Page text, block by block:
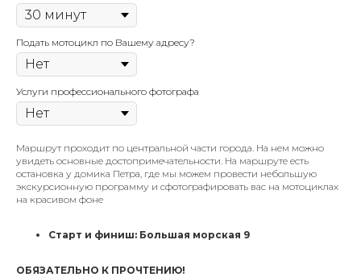
Подать мотоцикл по Вашему адресу?
Услуги профессионального фотографа
Маршрут проходит по центральной части города. На нем можно
увидеть основные достопримечательности. На маршруте есть
остановка у домика Петра, где мы можем провести небольшую
экскурсионную программу и сфотографировать вас на мотоциклах
на красивом фоне
Старт и финиш: Большая морская 9
ОБЯЗАТЕЛЬНО К ПРОЧТЕНИЮ!